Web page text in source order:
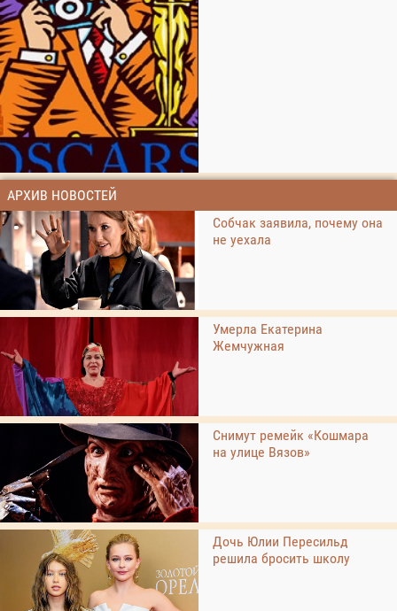
АРХИВ НОВОСТЕЙ
Собчак заявила, почему она
не уехала
Умерла Екатерина
Жемчужная
Снимут ремейк «Кошмара
на улице Вязов»
Дочь Юлии Пересильд
решила бросить школу